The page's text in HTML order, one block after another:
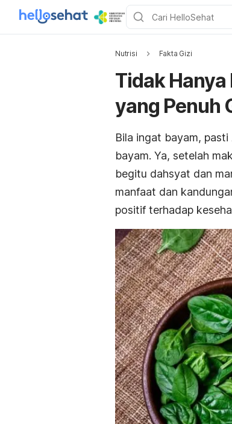
Nutrisi Fakta Gizi
Tidak Hanya
yang Penuh
Bila ingat bayam,
bayam. Ya, setelah
begitu dahsyat dan
manfaat dan
positif terhadap